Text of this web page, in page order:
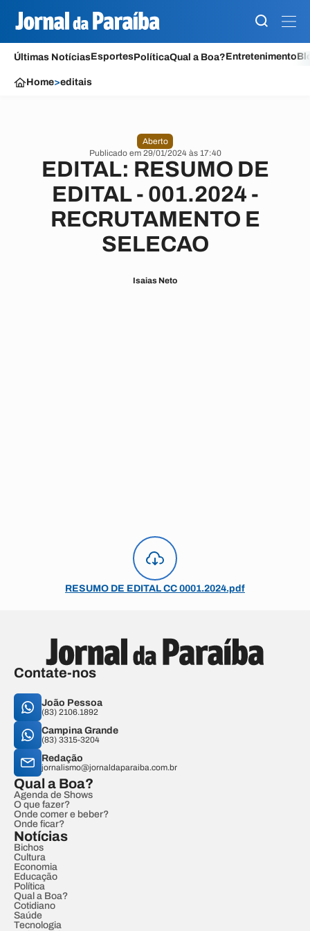
Últimas NotíciasEsportesPolíticaQual a Boa?Entretenimento
Home>editais
Aberto
Publicado em 29/01/2024 às 17:40
EDITAL: RESUMO DE
EDITAL - 001.2024 -
RECRUTAMENTO E
SELECAO
Isaias Neto
RESUMO DE EDITAL CC 0001.2024.pdf
Contate-nos
João Pessoa
(83) 2106.1892
Campina Grande
(83) 3315-3204
Redação
jornalismo@jornaldaparaiba.com.br
Qual a Boa?
Agenda de Shows
O que fazer?
Onde comer e beber?
Onde ficar?
Notícias
Bichos
Cultura
Economia
Educação
Política
Qual a Boa?
Cotidiano
Saúde
Tecnologia